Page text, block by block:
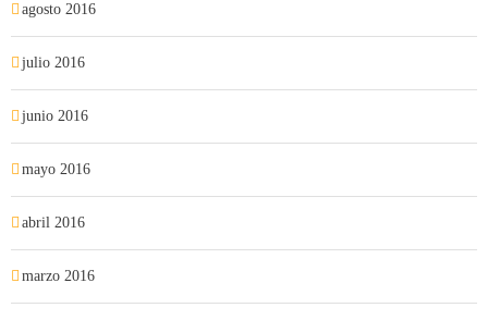
agosto 2016
julio 2016
junio 2016
mayo 2016
abril 2016
marzo 2016